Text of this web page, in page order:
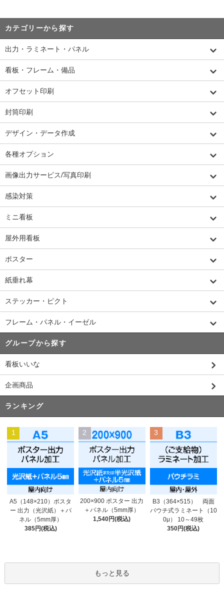
カテゴリーから探す
出力・ラミネート・パネル
看板・フレーム・備品
オフセット印刷
封筒印刷
デザイン・データ作成
各種オプション
画像出力サービス/写真印刷
感染対策
ミニ看板
屋外用看板
ポスター
紙垂れ幕
ステッカー・ピクト
フレーム・パネル・イーゼル
グループから探す
看板いいな
企画商品
ランキング
1
A5（148×210）ポスタ
ー 出力（光沢紙）＋パ
ネル（5mm厚）
385円(税込)
2
200×900 ポスター 出力
＋パネル（5mm厚）
1,540円(税込)
3
B3（364×515） 両面
パウチ式ラミネート（10
0μ） 10～49枚
350円(税込)
もっと見る